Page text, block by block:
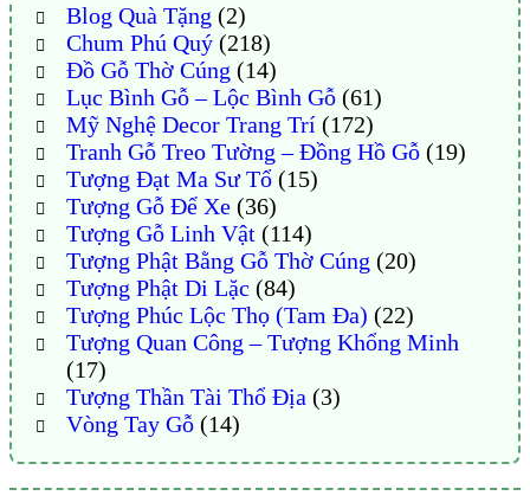
Blog Quà Tặng (2)
Chum Phú Quý(218)
Đồ Gỗ Thờ Cúng (14)
Lục Bình Gỗ – Lộc Bình Gỗ(61)
Mỹ Nghệ Decor Trang Trí(172)
Tranh Gỗ Treo Tường – Đồng Hồ Gỗ(19)
Tượng Đạt Ma Sư Tổ(15)
Tượng Gỗ Để Xe(36)
Tượng Gỗ Linh Vật(114)
Tượng Phật Bằng Gỗ Thờ Cúng (20)
Tượng Phật Di Lặc (84)
Tượng Phúc Lộc Thọ (Tam Đa) (22)
Tượng Quan Công – Tượng Khổng Minh
(17)
Tượng Thần Tài Thổ Địa (3)
Vòng Tay Gỗ(14)